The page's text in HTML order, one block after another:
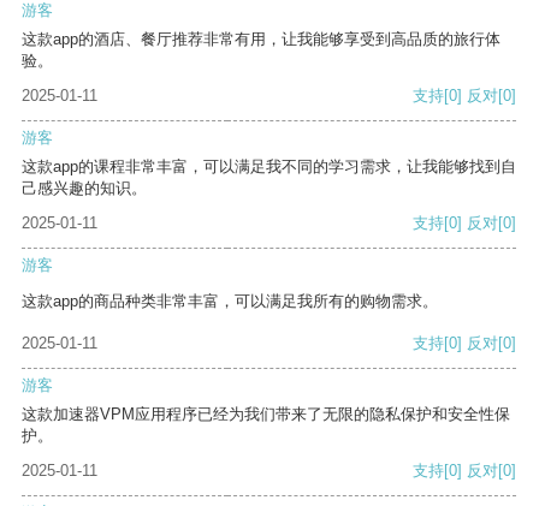
游客
这款app的酒店、餐厅推荐非常有用，让我能够享受到高品质的旅行体
验。
2025-01-11
支持[0] 反对[0]
游客
这款app的课程非常丰富，可以满足我不同的学习需求，让我能够找到自
己感兴趣的知识。
2025-01-11
支持[0] 反对[0]
游客
这款app的商品种类非常丰富，可以满足我所有的购物需求。
2025-01-11 支持[0] 反对[0]
游客
这款加速器VPM应用程序已经为我们带来了无限的隐私保护和安全性保
护。
2025-01-11
支持[0] 反对[0]